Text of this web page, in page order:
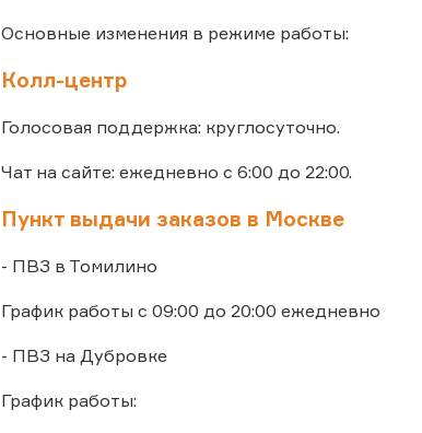
Основные изменения в режиме работы:
Колл-центр
Голосовая поддержка: круглосуточно.
Чат на сайте: ежедневно с 6:00 до 22:00.
Пункт выдачи заказов в Москве
- ПВЗ в Томилино
График работы с 09:00 до 20:00 ежедневно
- ПВЗ на Дубровке
График работы: